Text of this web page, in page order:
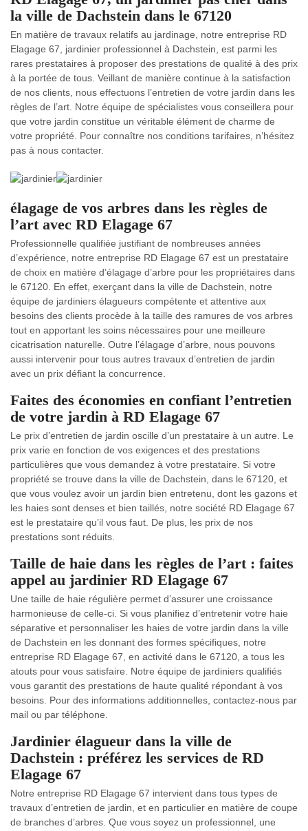
la ville de Dachstein dans le 67120
En matière de travaux relatifs au jardinage, notre entreprise RD
Elagage 67, jardinier professionnel à Dachstein, est parmi les
rares prestataires à proposer des prestations de qualité à des prix
à la portée de tous. Veillant de manière continue à la satisfaction
de nos clients, nous effectuons l’entretien de votre jardin dans les
règles de l’art. Notre équipe de spécialistes vous conseillera pour
que votre jardin constitue un véritable élément de charme de
votre propriété. Pour connaître nos conditions tarifaires, n’hésitez
pas à nous contacter.
élagage de vos arbres dans les règles de
l’art avec RD Elagage 67
Professionnelle qualifiée justifiant de nombreuses années
d’expérience, notre entreprise RD Elagage 67 est un prestataire
de choix en matière d’élagage d’arbre pour les propriétaires dans
le 67120. En effet, exerçant dans la ville de Dachstein, notre
équipe de jardiniers élagueurs compétente et attentive aux
besoins des clients procède à la taille des ramures de vos arbres
tout en apportant les soins nécessaires pour une meilleure
cicatrisation naturelle. Outre l’élagage d’arbre, nous pouvons
aussi intervenir pour tous autres travaux d’entretien de jardin
avec un prix défiant la concurrence.
Faites des économies en confiant l’entretien
de votre jardin à RD Elagage 67
Le prix d’entretien de jardin oscille d’un prestataire à un autre. Le
prix varie en fonction de vos exigences et des prestations
particulières que vous demandez à votre prestataire. Si votre
propriété se trouve dans la ville de Dachstein, dans le 67120, et
que vous voulez avoir un jardin bien entretenu, dont les gazons et
les haies sont denses et bien taillés, notre société RD Elagage 67
est le prestataire qu’il vous faut. De plus, les prix de nos
prestations sont réduits.
Taille de haie dans les règles de l’art : faites
appel au jardinier RD Elagage 67
Une taille de haie régulière permet d’assurer une croissance
harmonieuse de celle-ci. Si vous planifiez d’entretenir votre haie
séparative et personnaliser les haies de votre jardin dans la ville
de Dachstein en les donnant des formes spécifiques, notre
entreprise RD Elagage 67, en activité dans le 67120, a tous les
atouts pour vous satisfaire. Notre équipe de jardiniers qualifiés
vous garantit des prestations de haute qualité répondant à vos
besoins. Pour des informations additionnelles, contactez-nous par
mail ou par téléphone.
Jardinier élagueur dans la ville de
Dachstein : préférez les services de RD
Elagage 67
Notre entreprise RD Elagage 67 intervient dans tous types de
travaux d’entretien de jardin, et en particulier en matière de coupe
de branches d’arbres. Que vous soyez un professionnel, une